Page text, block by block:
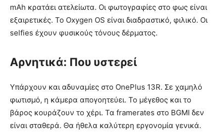
mAh κρατάει ατελείωτα. Οι φωτογραφίες στο φως είναι
εξαιρετικές. Το Oxygen OS είναι διαδραστικό, φιλικό. Οι
selfies έχουν φυσικούς τόνους δέρματος.
Αρνητικά: Που υστερεί
Υπάρχουν και αδυναμίες στο OnePlus 13R. Σε χαμηλό
φωτισμό, η κάμερα απογοητεύει. Το μέγεθος και το
βάρος κουράζουν το χέρι. Τα framerates στο BGMI δεν
είναι σταθερά. Θα ήθελα καλύτερη εργονομία γενικά.